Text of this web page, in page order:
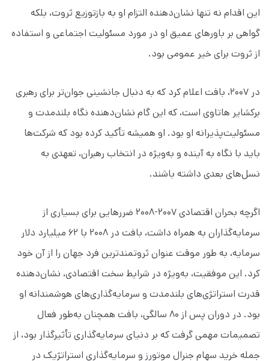
این اقدام نه تنها نشان‌دهنده التزام او به بازتوزیع ثروت، بلکه
گواهی بر باورهای عمیق او در مورد مسئولیت اجتماعی و استفاده
از ثروت برای خیر عمومی بود.
در ۲۰۰۷، بافت اعلام کرد که به دنبال جانشینی جوان‌تر برای رهبری
برکشایر هاتاوی است، که این گام نشان‌دهنده نگاه بلندمدت و
مسئولیت‌پذیرانه او بود. او همیشه تأکید کرده بود که شرکت‌ها
باید با نگاه به آینده و به‌ویژه در انتخاب رهبران، تعهدی به
نسل‌های بعدی داشته باشند.
اگرچه بحران اقتصادی ۲۰۰۷-۲۰۰۸ ضررهایی برای بسیاری از
سرمایه‌گذاران به همراه داشت، بافت در ۲۰۰۸ با ۶۲ میلیارد دلار
سرمایه، به طور موقت عنوان ثروتمندترین فرد جهان را از آن خود
کرد. این موفقیت، به‌ویژه در شرایط سخت اقتصادی، نشان‌دهنده
قدرت استراتژی‌های بلندمدت و سرمایه‌گذاری‌های هوشمندانه‌ او
بود. در دوران پس از ۸۰ سالگی، بافت همچنان به‌طور فعال
تصمیمات مهمی گرفت که بر دنیای سرمایه‌گذاری تأثیرگذار بود، از
جمله خرید سهام جنرال موتورز و سرمایه‌گذاری استراتژیک در